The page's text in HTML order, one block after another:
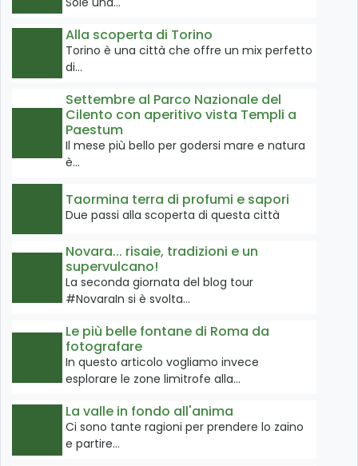
Alla scoperta di Torino
Torino è una città che offre un mix perfetto
di…
Settembre al Parco Nazionale del
Cilento con aperitivo vista Templi a
Paestum
Il mese più bello per godersi mare e natura
è…
Taormina terra di profumi e sapori
Due passi alla scoperta di questa città
Novara... risaie, tradizioni e un
supervulcano!
La seconda giornata del blog tour
#NovaraIn si è svolta…
Le più belle fontane di Roma da
fotografare
In questo articolo vogliamo invece
esplorare le zone limitrofe alla…
La valle in fondo all'anima
Ci sono tante ragioni per prendere lo zaino
e partire…